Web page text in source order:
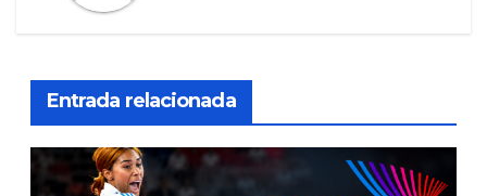
Entrada relacionada